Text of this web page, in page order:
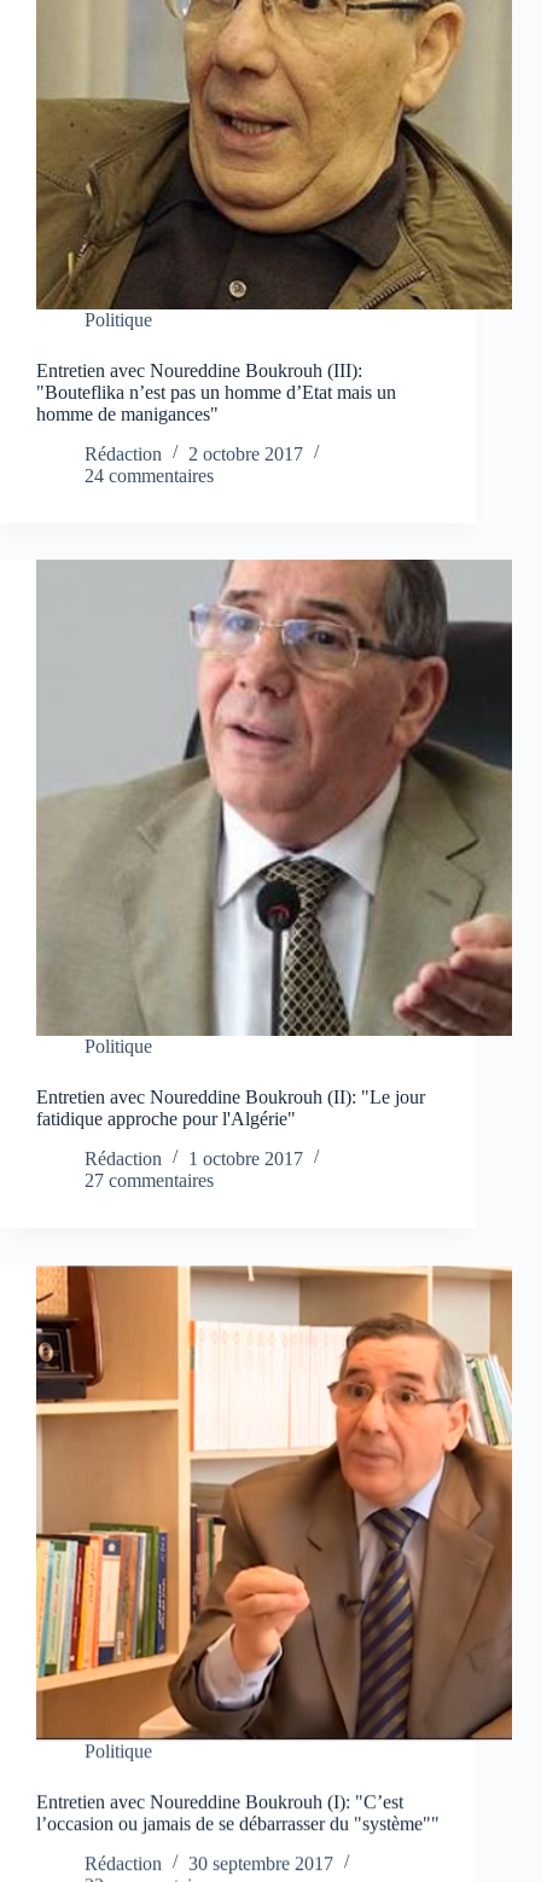
Politique
Entretien avec Noureddine Boukrouh (III):
"Bouteflika n’est pas un homme d’Etat mais un
homme de manigances"
Rédaction
2 octobre 2017
24 commentaires
Politique
Entretien avec Noureddine Boukrouh (II): "Le jour
fatidique approche pour l'Algérie"
Rédaction
1 octobre 2017
27 commentaires
Politique
Entretien avec Noureddine Boukrouh (I): "C’est
l’occasion ou jamais de se débarrasser du "système""
Rédaction
30 septembre 2017